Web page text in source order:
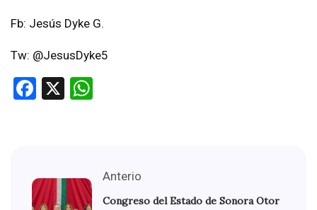
Fb: Jesús Dyke G.
Tw: @JesusDyke5
Facebook
X
Anterio
Congreso del Estado de Sonora Otor